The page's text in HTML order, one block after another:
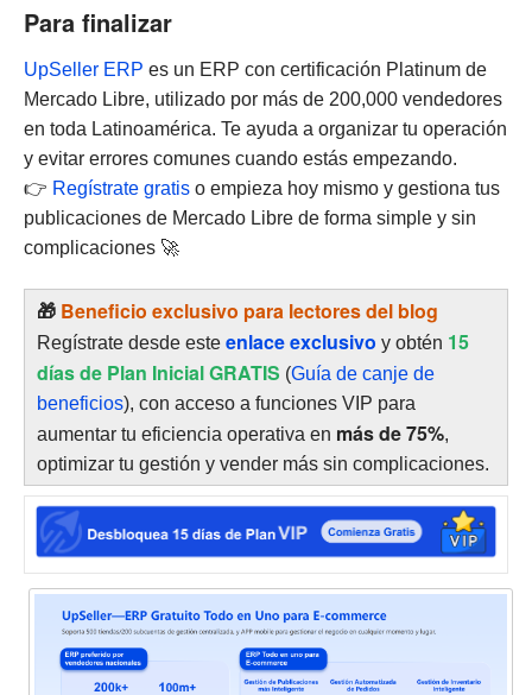
Para finalizar
UpSeller ERP es un ERP con certificación Platinum de
Mercado Libre, utilizado por más de 200,000 vendedores
en toda Latinoamérica. Te ayuda a organizar tu operación
y evitar errores comunes cuando estás empezando.
👉 Regístrate gratis o empieza hoy mismo y gestiona tus
publicaciones de Mercado Libre de forma simple y sin
complicaciones 🚀
🎁 Beneficio exclusivo para lectores del blog
Regístrate desde este enlace exclusivo y obtén 15
días de Plan Inicial GRATIS (Guía de canje de
beneficios), con acceso a funciones VIP para
aumentar tu eficiencia operativa en más de 75%,
optimizar tu gestión y vender más sin complicaciones.